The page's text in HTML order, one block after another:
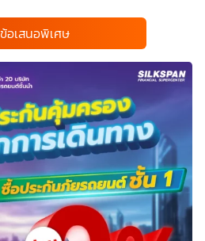
อเสนอพิเศษ